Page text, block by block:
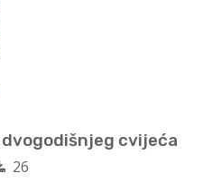
cvijeća
26